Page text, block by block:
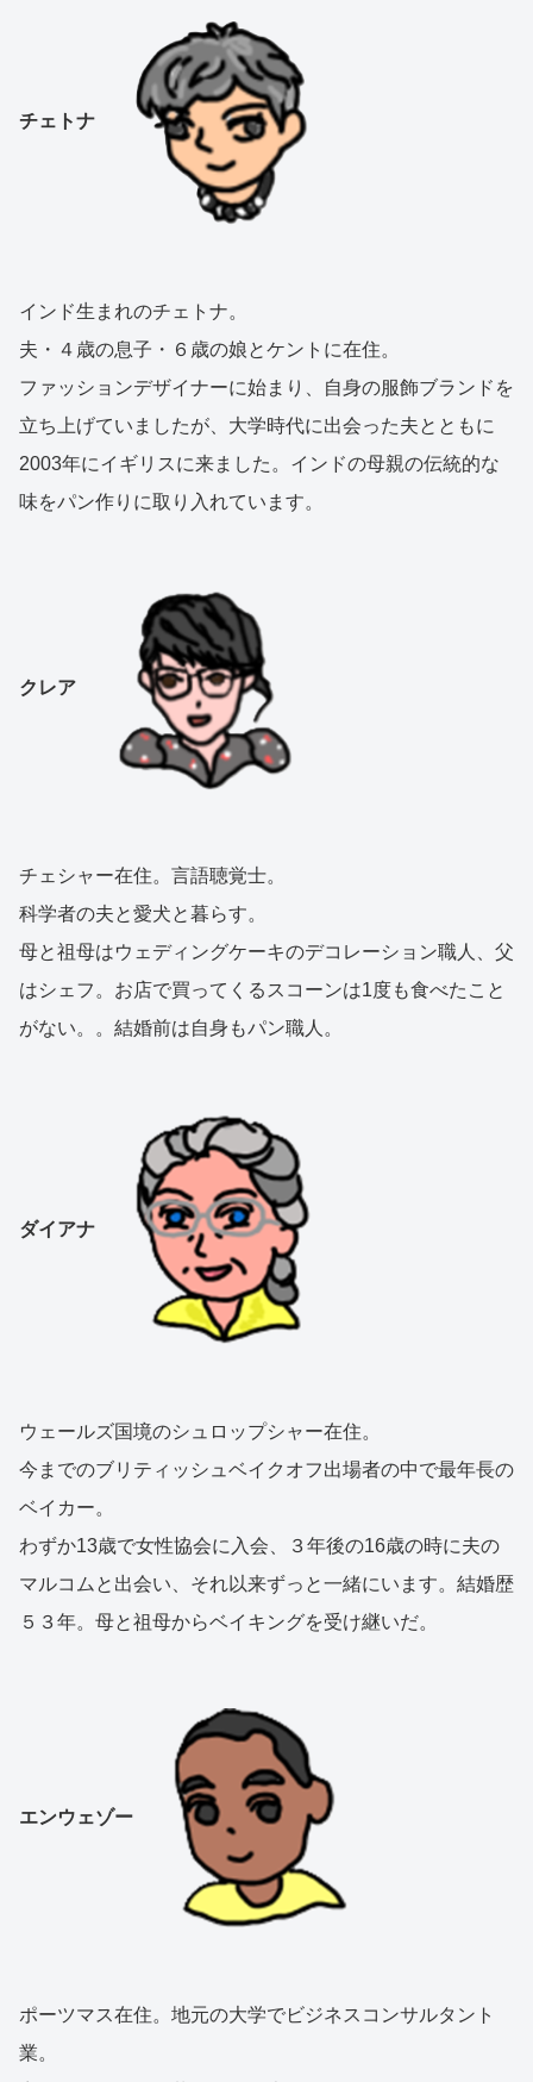
チェトナ
インド生まれのチェトナ。
夫・４歳の息子・６歳の娘とケントに在住。
ファッションデザイナーに始まり、自身の服飾ブランドを
立ち上げていましたが、大学時代に出会った夫とともに
2003年にイギリスに来ました。インドの母親の伝統的な
味をパン作りに取り入れています。
クレア
チェシャー在住。言語聴覚士。
科学者の夫と愛犬と暮らす。
母と祖母はウェディングケーキのデコレーション職人、父
はシェフ。お店で買ってくるスコーンは1度も食べたこと
がない。。結婚前は自身もパン職人。
ダイアナ
ウェールズ国境のシュロップシャー在住。
今までのブリティッシュベイクオフ出場者の中で最年長の
ベイカー。
わずか13歳で女性協会に入会、３年後の16歳の時に夫の
マルコムと出会い、それ以来ずっと一緒にいます。結婚歴
５３年。母と祖母からベイキングを受け継いだ。
エンウェゾー
ポーツマス在住。地元の大学でビジネスコンサルタント
業。